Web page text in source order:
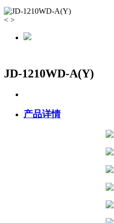
< >
JD-1210WD-A(Y)
产品详情